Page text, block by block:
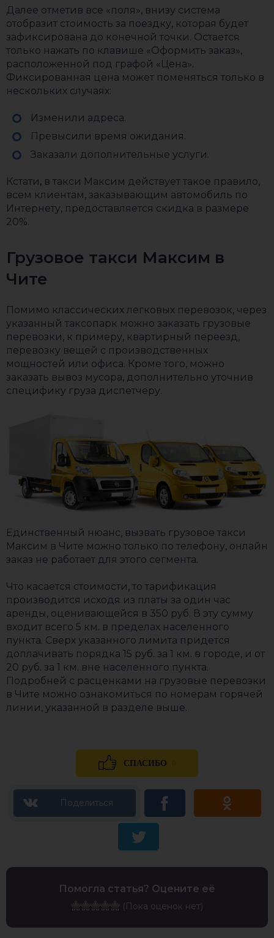
Далее отметив все «поля», внизу система
отобразит стоимость за поездку, которая будет
зафиксирована до конечной точки. Остается
только нажать по клавише «Оформить заказ»,
расположенной под графой «Цена».
Фиксированная цена может поменяться только в
нескольких случаях:
Изменили адреса.
Превысили время ожидания.
Заказали дополнительные услуги.
Кстати, в такси Максим действует такое правило,
всем клиентам, заказывающим автомобиль по
Интернету, предоставляется скидка в размере
20%.
Грузовое такси Максим в
Чите
Помимо классических легковых перевозок, через
указанный таксопарк можно заказать грузовые
перевозки, к примеру, квартирный переезд,
перевозку вещей с производственных
мощностей или офиса. Кроме того, можно
заказать вывоз мусора, дополнительно уточнив
специфику груза диспетчеру.
Единственный нюанс, вызвать грузовое такси
Максим в Чите можно только по телефону, онлайн
заказ не работает для этого сегмента.
Что касается стоимости, то тарификация
производится исходя из платы за один час
аренды, оценивающейся в 350 руб. В эту сумму
входит всего 5 км. в пределах населенного
пункта. Сверх указанного лимита придется
доплачивать порядка 15 руб. за 1 км. в городе, и от
20 руб. за 1 км. вне населенного пункта.
Подробней с расценками на грузовые перевозки
в Чите можно ознакомиться по номерам горячей
линии, указанной в разделе выше.
СПАСИБО
Помогла статья? Оцените её
(Пока оценок нет)